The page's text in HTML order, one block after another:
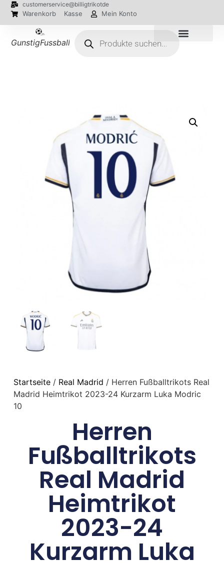
customerservice@billigtrikotde
Warenkorb Kasse Mein Konto
GunstigFussballTrikot
Startseite/ Real Madrid / Herren Fußballtrikots Real
Madrid Heimtrikot 2023-24 Kurzarm Luka Modric
10
Herren
Fußballtrikots
Real Madrid
Heimtrikot
2023-24
Kurzarm Luka